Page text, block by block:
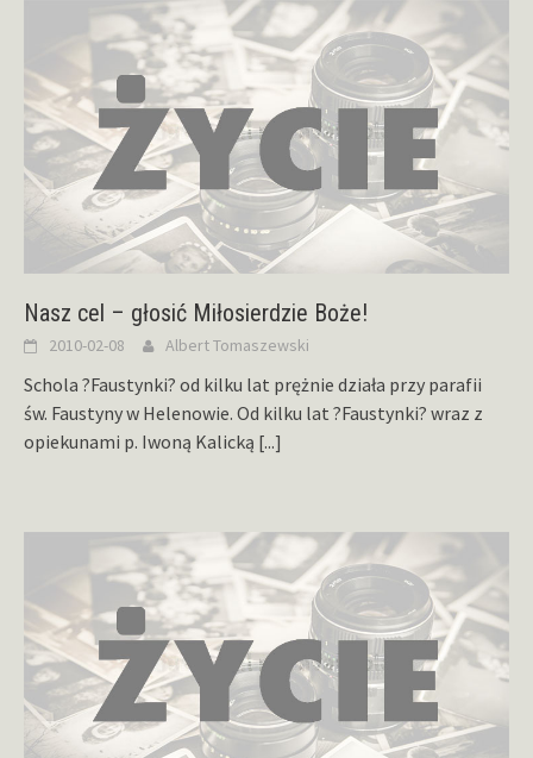
Nasz cel – głosić Miłosierdzie Boże!
2010-02-08 Albert Tomaszewski
Schola ?Faustynki? od kilku lat prężnie działa przy parafii
św. Faustyny w Helenowie. Od kilku lat ?Faustynki? wraz z
opiekunami p. Iwoną Kalicką [...]